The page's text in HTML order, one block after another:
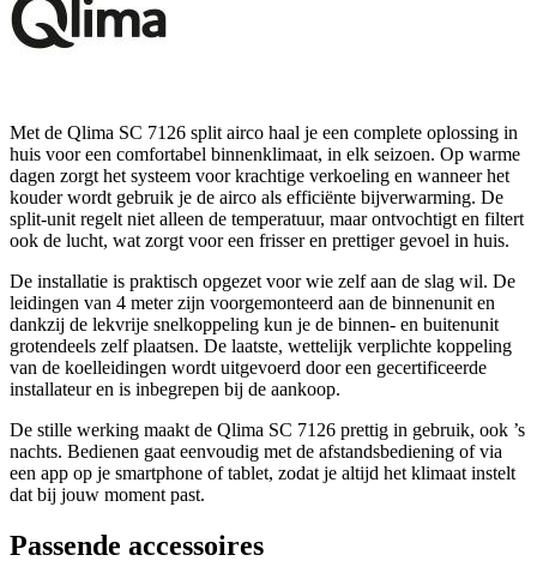
Met de Qlima SC 7126 split airco haal je een complete oplossing in
huis voor een comfortabel binnenklimaat, in elk seizoen. Op warme
dagen zorgt het systeem voor krachtige verkoeling en wanneer het
kouder wordt gebruik je de airco als efficiënte bijverwarming. De
split-unit regelt niet alleen de temperatuur, maar ontvochtigt en filtert
ook de lucht, wat zorgt voor een frisser en prettiger gevoel in huis.
De installatie is praktisch opgezet voor wie zelf aan de slag wil. De
leidingen van 4 meter zijn voorgemonteerd aan de binnenunit en
dankzij de lekvrije snelkoppeling kun je de binnen- en buitenunit
grotendeels zelf plaatsen. De laatste, wettelijk verplichte koppeling
van de koelleidingen wordt uitgevoerd door een gecertificeerde
installateur en is inbegrepen bij de aankoop.
De stille werking maakt de Qlima SC 7126 prettig in gebruik, ook ’s
nachts. Bedienen gaat eenvoudig met de afstandsbediening of via
een app op je smartphone of tablet, zodat je altijd het klimaat instelt
dat bij jouw moment past.
Passende accessoires